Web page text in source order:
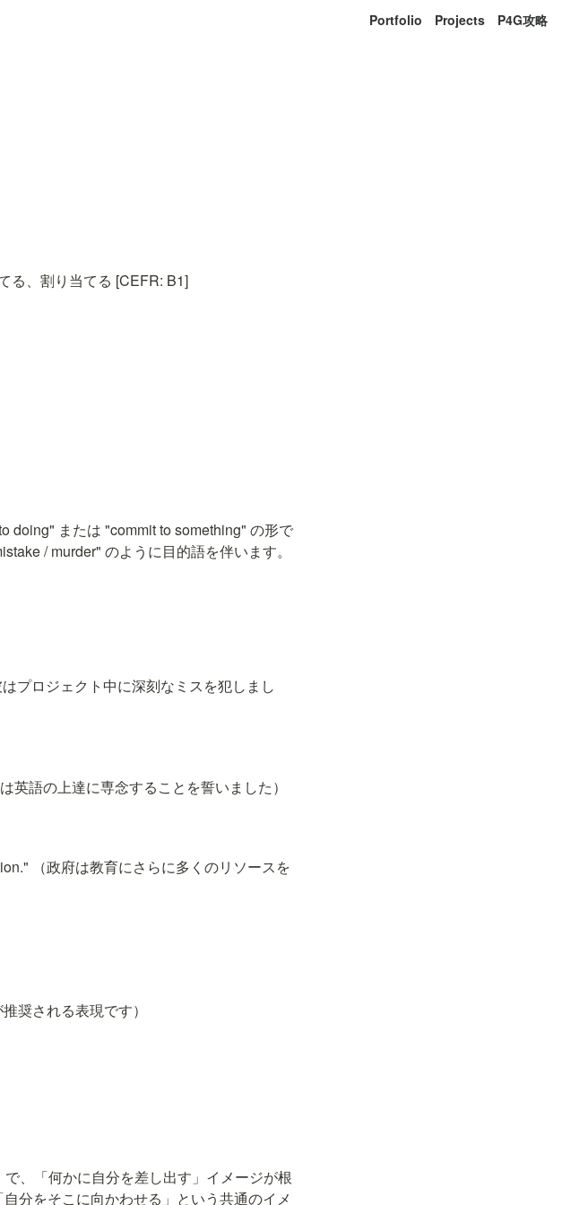
Portfolio Projects P4G攻略
る、割り当てる [CEFR: B1]
doing" または "commit to something" の形で
/ murder" のように目的語を伴います。
プロジェクト中に深刻なミスを犯しまし
語の上達に専念することを誓いました）
（政府は教育にさらに多くのリソースを
奨される表現です）
、「何かに自分を差し出す」イメージが根
分をそこに向かわせる」という共通のイメ